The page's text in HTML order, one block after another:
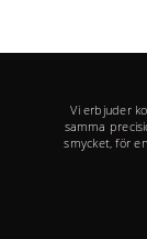
Vi erbjuder
samma
smycket, för